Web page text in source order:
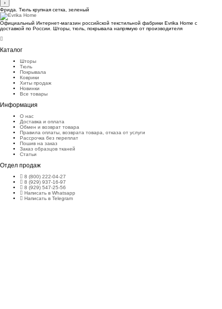
›
Фрида. Тюль крупная сетка, зеленый
Официальный Интернет-магазин российской текстильной фабрики Evrika Home c
доставкой по России. Шторы, тюль, покрывала напрямую от производителя
Каталог
Шторы
Тюль
Покрывала
Коврики
Хиты продаж
Новинки
Все товары
Информация
О нас
Доставка и оплата
Обмен и возврат товара
Правила оплаты, возврата товара, отказа от услуги
Рассрочка без переплат
Пошив на заказ
Заказ образцов тканей
Статьи
Отдел продаж
8 (800) 222-04-27
8 (929) 937-16-97
8 (929) 547-25-56
Написать в Whatsapp
Написать в Telegram